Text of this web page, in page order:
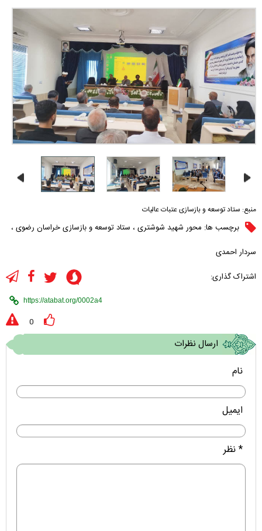
منبع: ستاد توسعه و بازسازی عتبات عالیات
برچسب ها: محور شهید شوشتری ، ستاد توسعه و بازسازی خراسان رضوی ،
سردار احمدی
اشتراک گذاری:
0
ارسال نظرات
نام
ایمیل
* نظر